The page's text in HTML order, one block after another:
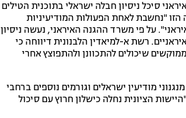
סיכל ניסיון חבלה ישראלי בתוכנית הטילים
"נחשבת לאחת הפעולות המודיעיניות
על פי משרד ההגנה האיראני, נעשה ניסיון
רשת א-למיאדין הלבנונית דיווחה כי
שיכולים להתכוונן ולהתפוצץ אחרי
מודיעין ישראלים וגורמים נוספים ברחבי
הציונית נחלה כישלון חרוץ עם סיכול